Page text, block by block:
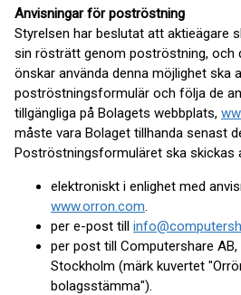
Anvisningar för poströstning
Styrelsen har beslutat att aktieägare
sin rösträtt genom poströstning, och
önskar använda denna möjlighet ska
poströstningsformulär och följa de
tillgängliga på Bolagets webbplats,
måste vara Bolaget tillhanda senast
Poströstningsformuläret ska skickas
elektroniskt i enlighet med
www.orron.com.
per e-post till
per post till Computershare AB,
Stockholm (märk kuvertet
bolagsstämma").